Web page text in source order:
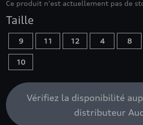
Ce produit n'est actuellement pas de
Taille
9 11 12 4 8
10
Vérifiez la disponibilité
distributeur